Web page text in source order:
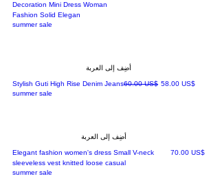
Decoration Mini Dress Woman
Fashion Solid Elegan
summer sale
أضِف إلى العربة
Stylish Guti High Rise Denim Jeansسعر عادي
‏60.00 US$ سعر البيع‏58.00 US$
summer sale
أضِف إلى العربة
Elegant fashion women's dress Small V-neck
sleeveless vest knitted loose casual
السعر ‏70.00 US$
summer sale